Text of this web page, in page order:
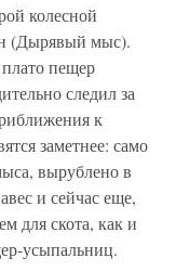
колесной
(Дырявый мыс).
пещер
следил за
к
заметнее: само
вырублено в
и сейчас еще,
для скота, как и
усыпальниц.